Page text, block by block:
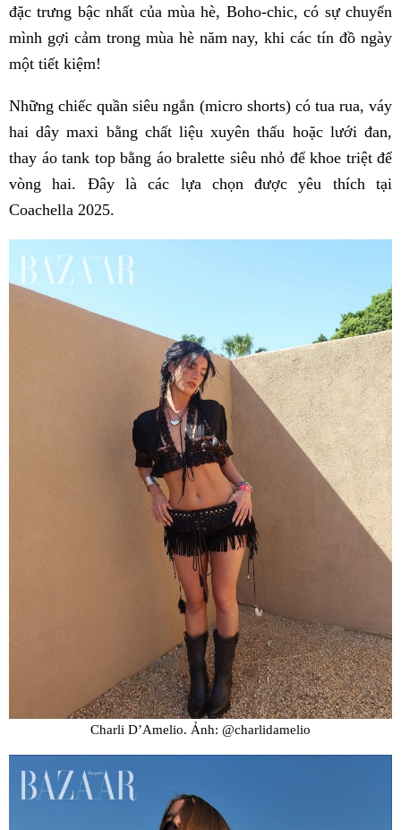
đặc trưng bậc nhất của mùa hè, Boho-chic, có sự chuyển
mình gợi cảm trong mùa hè năm nay, khi các tín đồ ngày
một tiết kiệm!
Những chiếc quần siêu ngắn (micro shorts) có tua rua, váy
hai dây maxi bằng chất liệu xuyên thấu hoặc lưới đan,
thay áo tank top bằng áo bralette siêu nhỏ để khoe triệt để
vòng hai. Đây là các lựa chọn được yêu thích tại
Coachella 2025.
Charli D’Amelio. Ảnh: @charlidamelio